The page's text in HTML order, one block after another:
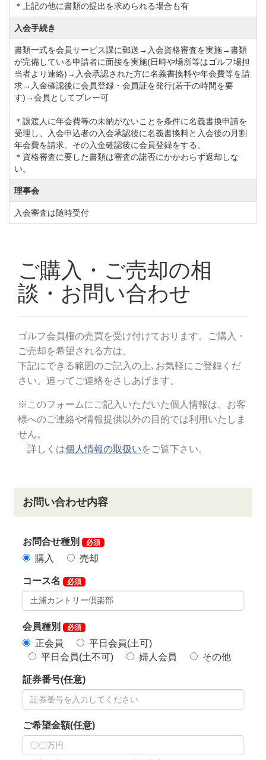
①実施 令和4年9月1日から
②名義変更料
正会員【改定前】220,000円→【改定後】440,000円
週日会員【改定前】220,000円→【改定後】330,000円
平日会員【改定前】110,000円→【改定後】220,000円
年会費を下記のとおり改定します。※価格は全て税込
です。
2025年度分より（会計年度：1月～12月）
正会員【改定前】41,800円→【改定後】49,500円
週日会員【改定前】30,250円→【改定後】35,750円
平日会員【改定前】24,200円→【改定後】28,600円
「霞台カントリークラブ」
「JGMセベ・バレステロス
ゴルフクラブ」
「アスレチックゴルフ倶楽部」
ゴルフ倶楽部」 「ザ・インペリアルカントリークラ
◆交通機関
・自動車でお越しの場合
圏央道「稲敷IC」より7.0km。
圏央道「稲敷東IC」から約5.0km。
常磐自動車道「桜土浦IC」から27.0km。
・電車をご利用の場合
分。
JR常磐線「取手駅」下車、取手駅西口からクラブバス
＊上記の他に書類の提出を求められる場合も有
入会手続き
書類一式を会員サービス課に郵送→入会資格審査を実施→書類
が完備している申請者に面接を実施(日時や場所等はゴルフ場担
当者より連絡)→入会承認された方に名義書換料や年会費等を請
求→入金確認後に会員登録・会員証を発行(若干の時間を要
す)→会員としてプレー可
＊譲渡人に年会費等の未納がないことを条件に名義書換申請を
受理し、入会申込者の入会承認後に名義書換料と入会後の月割
年会費を請求、その入金確認後に会員登録をする。
＊資格審査に要した書類は審査の諾否にかかわらず返却しな
い。
理事会
入会審査は随時受付